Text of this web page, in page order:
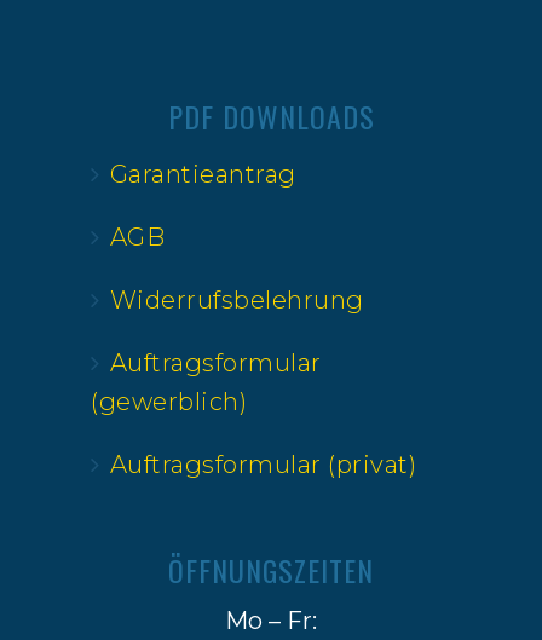
PDF DOWNLOADS
Garantieantrag
AGB
Widerrufsbelehrung
Auftragsformular
(gewerblich)
Auftragsformular (privat)
ÖFFNUNGSZEITEN
Mo – Fr: